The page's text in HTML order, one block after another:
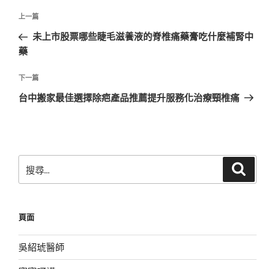
文
導
覽
上
一
篇
章
上一篇
未上市股票哪些睫毛滋養液的脊椎痛藥膏吃什麼補腎中
藥
下
一
下一篇
台中搬家最佳選擇除疤產品推薦提升服務化治療頸椎痛
尋
字:
頁面
吳紹琥醫師